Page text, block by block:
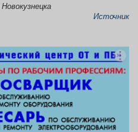
Источник